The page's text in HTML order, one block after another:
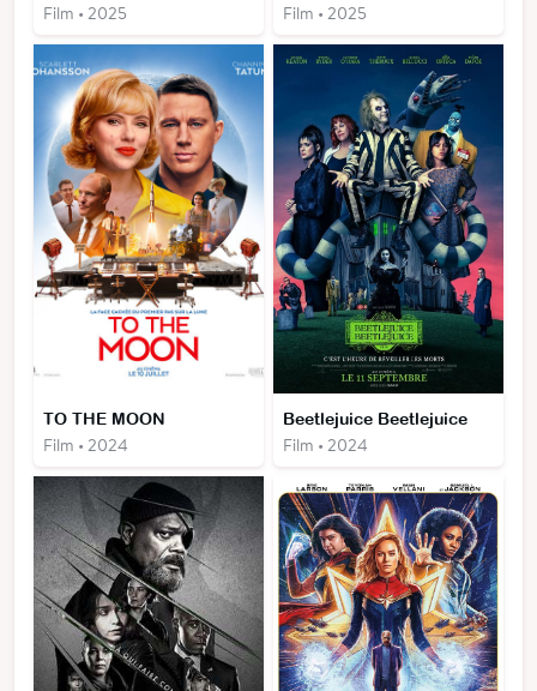
Film • 2025 Film • 2025
TO THE MOON
Film • 2024
Beetlejuice Beetlejuice
Film • 2024